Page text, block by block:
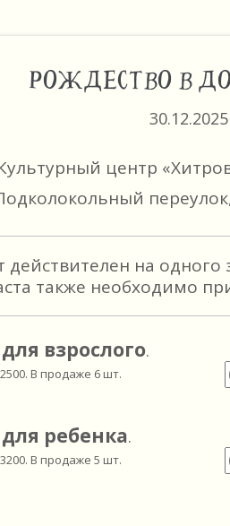
РОЖДЕСТВО В
центр
действителен на
также необходимо
взрослого.
2500. В продаже 6 шт.
ребенка.
3200. В продаже 5 шт.